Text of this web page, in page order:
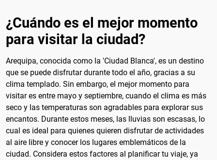
¿Cuándo es el mejor momento
para visitar la ciudad?
Arequipa, conocida como la 'Ciudad Blanca', es un destino
que se puede disfrutar durante todo el año, gracias a su
clima templado. Sin embargo, el mejor momento para
visitar es entre mayo y septiembre, cuando el clima es más
seco y las temperaturas son agradables para explorar sus
encantos. Durante estos meses, las lluvias son escasas, lo
cual es ideal para quienes quieren disfrutar de actividades
al aire libre y conocer los lugares emblemáticos de la
ciudad. Considera estos factores al planificar tu viaje, ya